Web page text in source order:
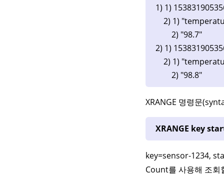
1) 1)
2) 1)
2) "98.7"
2) 1)
2) 1)
2) "98.8"
XRANGE 명령문
XRANGE key
key=sensor-1234,
Count를 사용해 조회